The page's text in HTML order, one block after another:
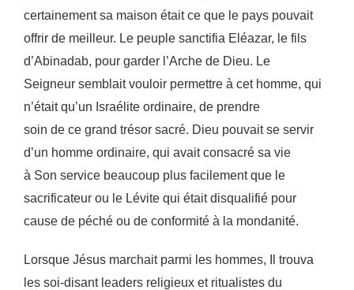
certainement sa maison était ce que le pays pouvait
offrir de meilleur. Le peuple sanctifia Eléazar, le fils
d’Abinadab, pour garder l’Arche de Dieu. Le
Seigneur semblait vouloir permettre à cet homme, qui
n’était qu’un Israélite ordinaire, de prendre
soin de ce grand trésor sacré. Dieu pouvait se servir
d’un homme ordinaire, qui avait consacré sa vie
à Son service beaucoup plus facilement que le
sacrificateur ou le Lévite qui était disqualifié pour
cause de péché ou de conformité à la mondanité.
Lorsque Jésus marchait parmi les hommes, Il trouva
les soi-disant leaders religieux et ritualistes du